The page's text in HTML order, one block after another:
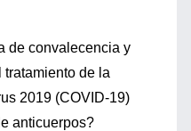
de convalecencia y
de la
2019 (COVID-19)
anticuerpos?